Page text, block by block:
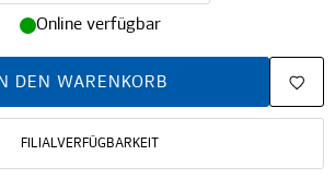
Online verfügbar
IN DEN WARENKORB
FILIALVERFÜGBARKEIT